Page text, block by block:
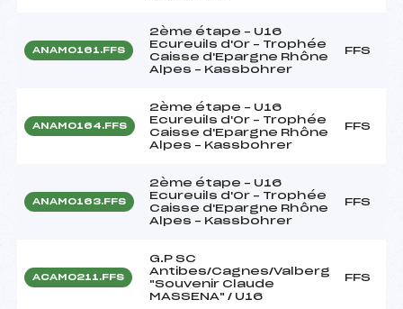
ANAM0161.FFS
2ème étape – U16
Ecureuils d'Or – Trophée
Caisse d'Epargne Rhône
Alpes – Kassbohrer
FFS
ANAM0164.FFS
2ème étape – U16
Ecureuils d'Or – Trophée
Caisse d'Epargne Rhône
Alpes – Kassbohrer
FFS
ANAM0163.FFS
2ème étape – U16
Ecureuils d'Or – Trophée
Caisse d'Epargne Rhône
Alpes – Kassbohrer
FFS
ACAM0211.FFS
G.P SC
Antibes/Cagnes/Valberg
"Souvenir Claude
MASSENA" / U16
FFS